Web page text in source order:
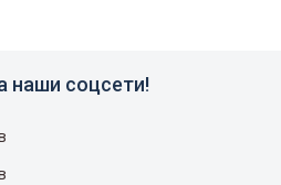
наши соцсети!